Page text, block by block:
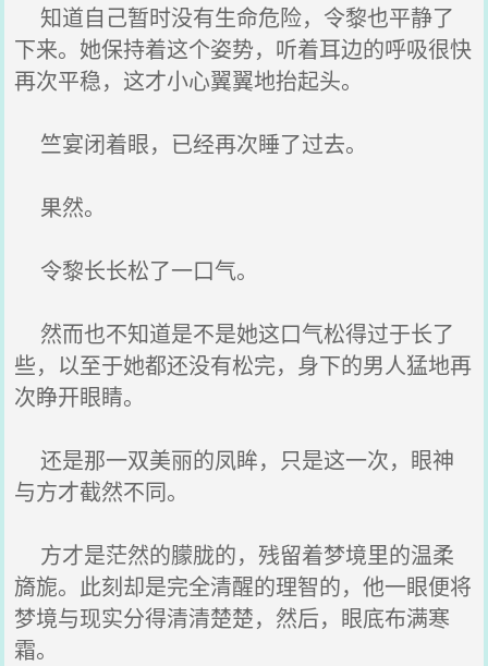
知道自己暂时没有生命危险，令黎也平静了
下来。她保持着这个姿势，听着耳边的呼吸很快
再次平稳，这才小心翼翼地抬起头。
竺宴闭着眼，已经再次睡了过去。
果然。
令黎长长松了一口气。
然而也不知道是不是她这口气松得过于长了
些，以至于她都还没有松完，身下的男人猛地再
次睁开眼睛。
还是那一双美丽的凤眸，只是这一次，眼神
与方才截然不同。
方才是茫然的朦胧的，残留着梦境里的温柔
旖旎。此刻却是完全清醒的理智的，他一眼便将
梦境与现实分得清清楚楚，然后，眼底布满寒
霜。